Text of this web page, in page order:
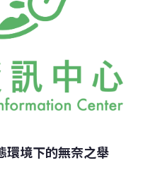
環境下的無奈之舉